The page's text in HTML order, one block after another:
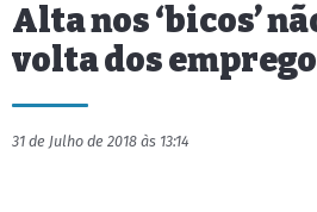
Alta nos ‘bicos’
volta dos
31 de Julho de 2018 às 13:14